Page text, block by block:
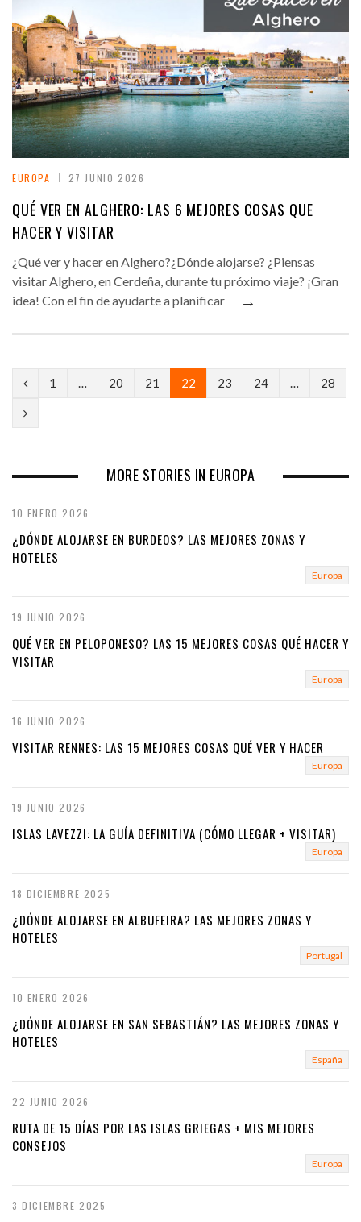
EUROPA 27 JUNIO 2026
QUÉ VER EN ALGHERO: LAS 6 MEJORES COSAS QUE
HACER Y VISITAR
¿Qué ver y hacer en Alghero?¿Dónde alojarse? ¿Piensas
visitar Alghero, en Cerdeña, durante tu próximo viaje? ¡Gran
idea! Con el fin de ayudarte a planificar
→
P
r
u
1 … 20 21 22 23 24 …
28
N
MORE STORIES IN EUROPA
10 ENERO 2026
¿DÓNDE ALOJARSE EN BURDEOS? LAS MEJORES ZONAS Y
HOTELES
Europa
19 JUNIO 2026
QUÉ VER EN PELOPONESO? LAS 15 MEJORES COSAS QUÉ HACER Y
VISITAR
Europa
16 JUNIO 2026
VISITAR RENNES: LAS 15 MEJORES COSAS QUÉ VER Y HACER
Europa
19 JUNIO 2026
ISLAS LAVEZZI: LA GUÍA DEFINITIVA (CÓMO LLEGAR + VISITAR)
Europa
18 DICIEMBRE 2025
¿DÓNDE ALOJARSE EN ALBUFEIRA? LAS MEJORES ZONAS Y
HOTELES
Portugal
10 ENERO 2026
¿DÓNDE ALOJARSE EN SAN SEBASTIÁN? LAS MEJORES ZONAS Y
HOTELES
España
22 JUNIO 2026
RUTA DE 15 DÍAS POR LAS ISLAS GRIEGAS + MIS MEJORES
CONSEJOS
Europa
3 DICIEMBRE 2025